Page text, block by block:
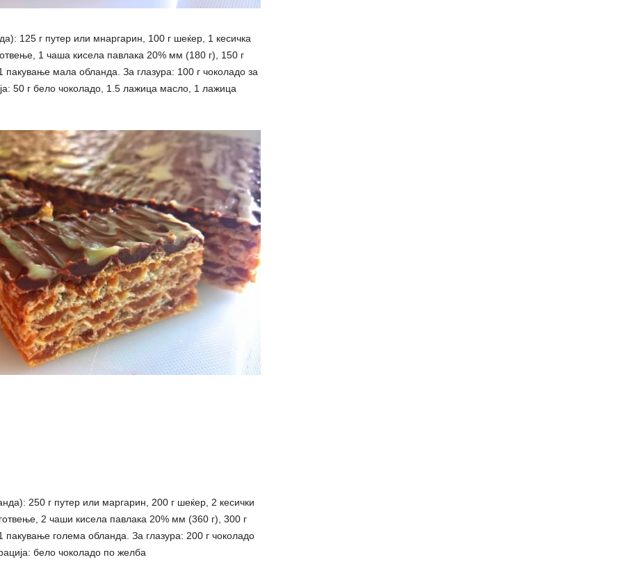
125 г путер или мнаргарин, 100 г шеќер, 1 кесичка
1 чаша кисела павлака 20% мм (180 г), 150 г
мала обланда. За глазура: 100 г чоколадо за
50 г бело чоколадо, 1.5 лажица масло, 1 лажица
250 г путер или маргарин, 200 г шеќер, 2 кесички
2 чаши кисела павлака 20% мм (360 г), 300 г
голема обланда. За глазура: 200 г чоколадо
бело чоколадо по желба